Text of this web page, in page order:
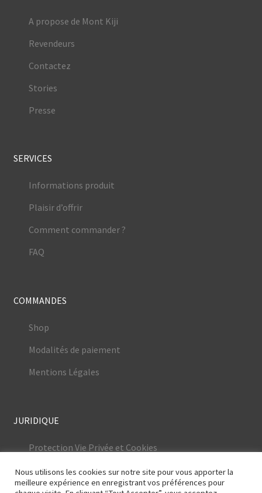
A propose de Mont Kiji
Revendeurs
Contactez
Stories
Presse
SERVICES
Informations produit
Plaisir d’offrir
Comment commander ?
FAQ
COMMANDES
Shop
Modalités de paiement
Mentions Légales
JURIDIQUE
Protection Vie Privée et Cookies
Conditions Générales
Nous utilisons les cookies sur notre site pour vous apporter la
meilleure expérience en enregistrant vos préférences pour